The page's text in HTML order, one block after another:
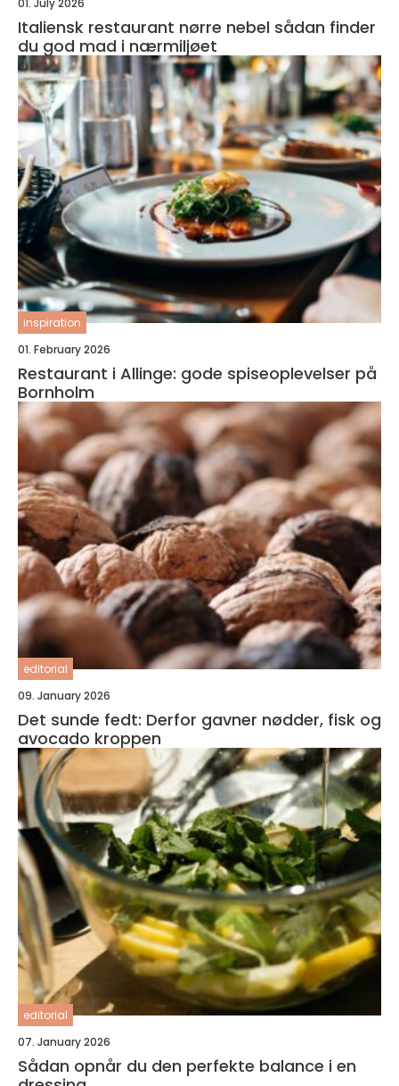
01. July 2026
Italiensk restaurant nørre nebel sådan finder
du god mad i nærmiljøet
inspiration
01. February 2026
Restaurant i Allinge: gode spiseoplevelser på
Bornholm
editorial
09. January 2026
Det sunde fedt: Derfor gavner nødder, fisk og
avocado kroppen
editorial
07. January 2026
Sådan opnår du den perfekte balance i en